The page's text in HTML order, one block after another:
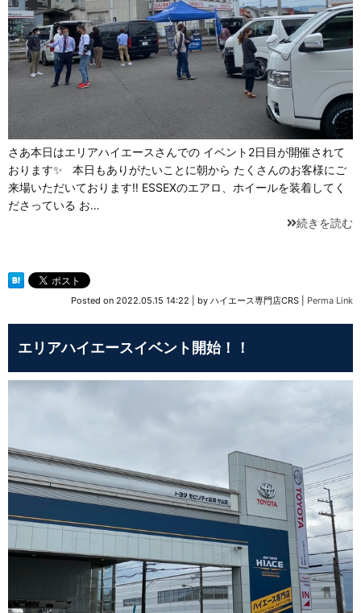
さあ本日はエリアハイエースさんでの イベント2日目が開催されて
おります✨ 本日もありがたいことに朝から たくさんのお客様にご
来場いただいております‼ ESSEXのエアロ、ホイールを装着してく
ださっている お…
続きを読む
Posted on 2022.05.15 14:22 by ハイエース専門店CRS Perma Link
エリアハイエースイベント開始！！